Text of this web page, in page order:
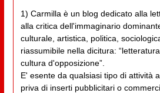
1) Carmilla è un blog dedicato alla
alla critica dell'immaginario
culturale, artistica, politica,
riassumibile nella dicitura:
cultura d'opposizione”.
E' esente da qualsiasi tipo di attività
priva di inserti pubblicitari o